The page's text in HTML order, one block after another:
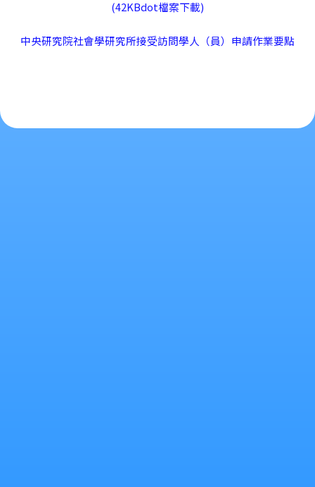
(42KBdot檔案下載)
中央研究院社會學研究所接受訪問學人（員）申請作業要點